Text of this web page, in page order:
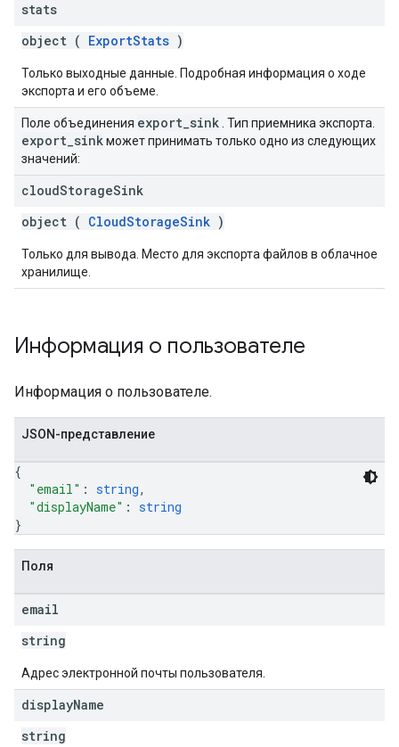
stats
object ( ExportStats )
Только выходные данные. Подробная информация о ходе
экспорта и его объеме.
Поле объединения export sink . Тип приемника экспорта.
export sinkможет принимать только одно из следующих
значений:
cloudStorageSink
object ( CloudStorageSink )
Только для вывода. Место для экспорта файлов в облачное
хранилище.
Информация о пользователе
Информация о пользователе.
JSON-представление
{
"email" : string,
"displayName" : string
}
Поля
email
string
Адрес электронной почты пользователя.
displayName
string